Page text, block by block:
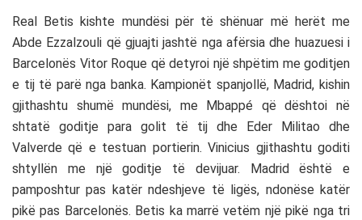
Real Betis kishte mundësi për të shënuar më herët me
Abde Ezzalzouli që gjuajti jashtë nga afërsia dhe huazuesi i
Barcelonës Vitor Roque që detyroi një shpëtim me goditjen
e tij të parë nga banka. Kampionët spanjollë, Madrid, kishin
gjithashtu shumë mundësi, me Mbappé që dështoi në
shtatë goditje para golit të tij dhe Eder Militao dhe
Valverde që e testuan portierin. Vinicius gjithashtu goditi
shtyllën me një goditje të devijuar. Madrid është e
pamposhtur pas katër ndeshjeve të ligës, ndonëse katër
pikë pas Barcelonës. Betis ka marrë vetëm një pikë nga tri